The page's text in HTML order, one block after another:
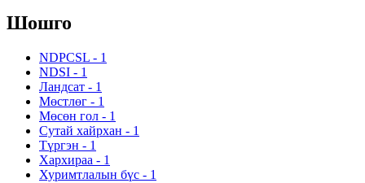
Шошго
NDPCSL - 1
NDSI - 1
Ландсат - 1
Мөстлөг - 1
Мөсөн гол - 1
Сутай хайрхан - 1
Түргэн - 1
Хархираа - 1
Хуримтлалын бүс - 1